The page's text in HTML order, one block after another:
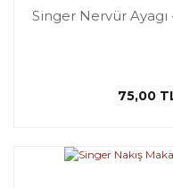
Singer Nervür Ayagı
75,00